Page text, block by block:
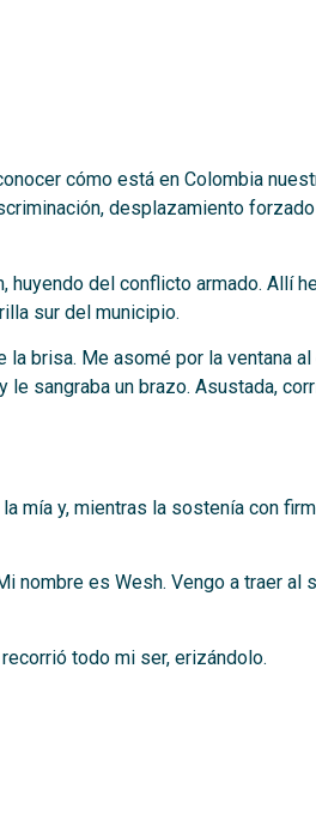
cómo está en Colombia
desplazamiento
huyendo del conflicto armado. Allí
sur del municipio.
brisa. Me asomé por la ventana
sangraba un brazo. Asustada,
mía y, mientras la sostenía con
es Wesh. Vengo a traer al
todo mi ser, erizándolo.